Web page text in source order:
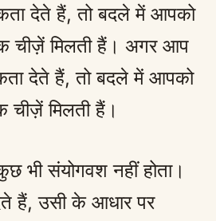
देते हैं, तो बदले में आपको
चीज़ें मिलती हैं। अगर आप
देते हैं, तो बदले में आपको
चीज़ें मिलती हैं।
भी संयोगवश नहीं होता।
हैं, उसी के आधार पर